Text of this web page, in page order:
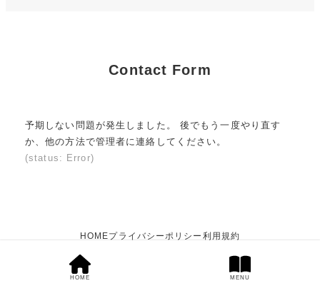
Contact Form
予期しない問題が発生しました。 後でもう一度やり直す
か、他の方法で管理者に連絡してください。
(status: Error)
HOMEプライバシーポリシー 利用規約
HOME MENU